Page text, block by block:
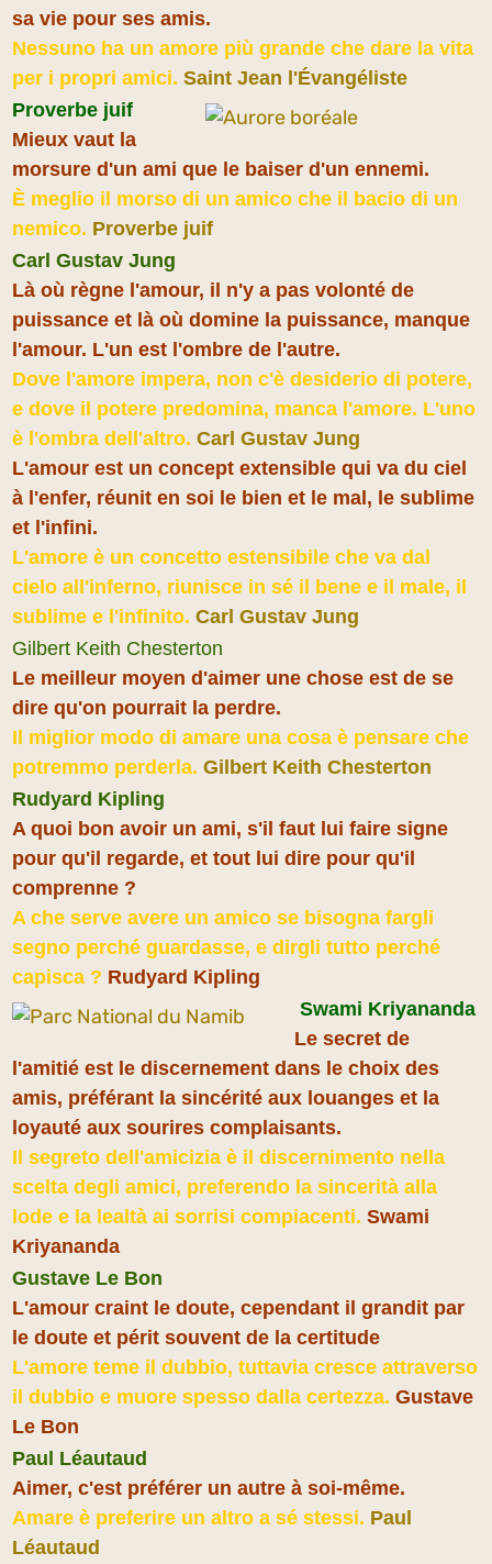
sa vie pour ses amis.
Nessuno ha un amore più grande che dare la vita
per i propri amici. Saint Jean l'Évangéliste
Proverbe juif
Mieux vaut la
morsure d'un ami que le baiser d'un ennemi.
È meglio il morso di un amico che il bacio di un
nemico. Proverbe juif
Carl Gustav Jung
Là où règne l'amour, il n'y a pas volonté de
puissance et là où domine la puissance, manque
l'amour. L'un est l'ombre de l'autre.
Dove l'amore impera, non c'è desiderio di potere,
e dove il potere predomina, manca l'amore. L'uno
è l'ombra dell'altro. Carl Gustav Jung
L'amour est un concept extensible qui va du ciel
à l'enfer, réunit en soi le bien et le mal, le sublime
et l'infini.
L'amore è un concetto estensibile che va dal
cielo all'inferno, riunisce in sé il bene e il male, il
sublime e l'infinito. Carl Gustav Jung
Gilbert Keith Chesterton
Le meilleur moyen d'aimer une chose est de se
dire qu'on pourrait la perdre.
Il miglior modo di amare una cosa è pensare che
potremmo perderla. Gilbert Keith Chesterton
Rudyard Kipling
A quoi bon avoir un ami, s'il faut lui faire signe
pour qu'il regarde, et tout lui dire pour qu'il
comprenne ?
A che serve avere un amico se bisogna fargli
segno perché guardasse, e dirgli tutto perché
capisca ? Rudyard Kipling
Swami Kriyananda
Le secret de
l'amitié est le discernement dans le choix des
amis, préférant la sincérité aux louanges et la
loyauté aux sourires complaisants.
Il segreto dell'amicizia è il discernimento nella
scelta degli amici, preferendo la sincerità alla
lode e la lealtà ai sorrisi compiacenti. Swami
Kriyananda
Gustave Le Bon
L'amour craint le doute, cependant il grandit par
le doute et périt souvent de la certitude
L'amore teme il dubbio, tuttavia cresce attraverso
il dubbio e muore spesso dalla certezza. Gustave
Le Bon
Paul Léautaud
Aimer, c'est préférer un autre à soi-même.
Amare è preferire un altro a sé stessi. Paul
Léautaud